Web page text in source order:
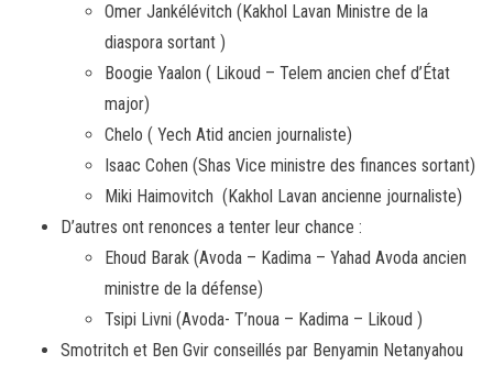
Omer Jankélévitch (Kakhol Lavan Ministre de la
diaspora sortant )
Boogie Yaalon ( Likoud – Telem ancien chef d’État
major)
Chelo ( Yech Atid ancien journaliste)
Isaac Cohen (Shas Vice ministre des finances sortant)
Miki Haimovitch (Kakhol Lavan ancienne journaliste)
D’autres ont renonces a tenter leur chance :
Ehoud Barak (Avoda – Kadima – Yahad Avoda ancien
ministre de la défense)
Tsipi Livni (Avoda- T’noua – Kadima – Likoud )
Smotritch et Ben Gvir conseillés par Benyamin Netanyahou